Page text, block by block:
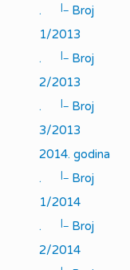
.
|_ Broj
1/2013
.
|_ Broj
2/2013
.
|_ Broj
3/2013
2014. godina
.
|_ Broj
1/2014
.
|_ Broj
2/2014